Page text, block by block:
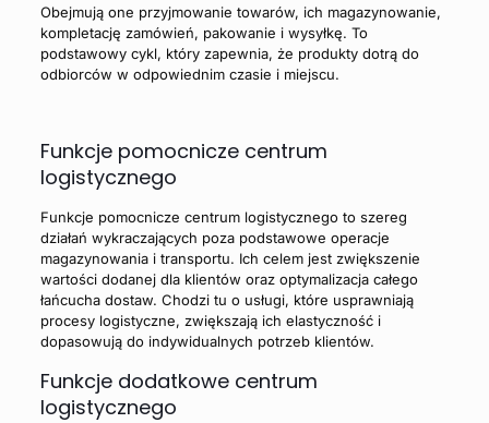
Obejmują one przyjmowanie towarów, ich magazynowanie,
kompletację zamówień, pakowanie i wysyłkę. To
podstawowy cykl, który zapewnia, że produkty dotrą do
odbiorców w odpowiednim czasie i miejscu.
Funkcje pomocnicze centrum
logistycznego
Funkcje pomocnicze centrum logistycznego to szereg
działań wykraczających poza podstawowe operacje
magazynowania i transportu. Ich celem jest zwiększenie
wartości dodanej dla klientów oraz optymalizacja całego
łańcucha dostaw. Chodzi tu o usługi, które usprawniają
procesy logistyczne, zwiększają ich elastyczność i
dopasowują do indywidualnych potrzeb klientów.
Funkcje dodatkowe centrum
logistycznego